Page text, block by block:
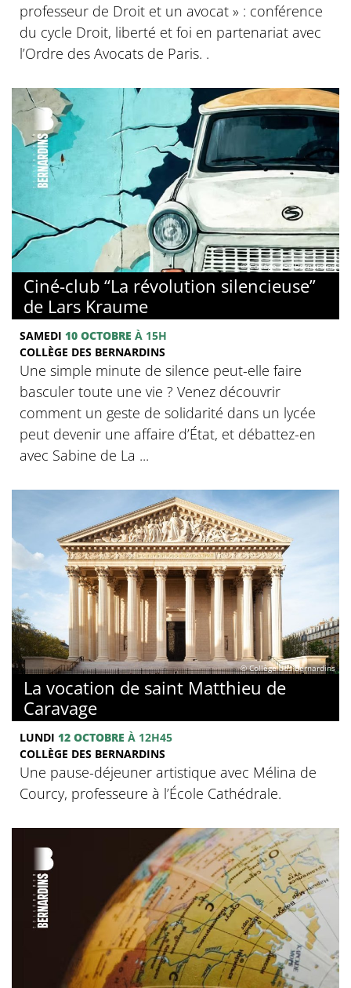
professeur de Droit et un avocat » : conférence
du cycle Droit, liberté et foi en partenariat avec
l’Ordre des Avocats de Paris. .
© Collège des Bernardins
Ciné-club “La révolution silencieuse”
de Lars Kraume
SAMEDI 10 OCTOBRE À 15H
COLLÈGE DES BERNARDINS
Une simple minute de silence peut-elle faire
basculer toute une vie ? Venez découvrir
comment un geste de solidarité dans un lycée
peut devenir une affaire d’État, et débattez-en
avec Sabine de La ...
© Collège des Bernardins
La vocation de saint Matthieu de
Caravage
LUNDI 12 OCTOBRE À 12H45
COLLÈGE DES BERNARDINS
Une pause-déjeuner artistique avec Mélina de
Courcy, professeure à l’École Cathédrale.